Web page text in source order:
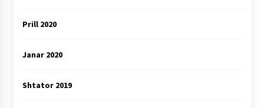
Prill 2020
Janar 2020
Shtator 2019